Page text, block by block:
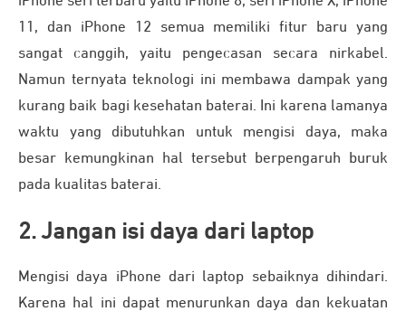
11, dan iPhone 12 semua memiliki fitur baru yang
sangat canggih, yaitu pengecasan secara nirkabel.
Namun ternyata teknologi ini membawa dampak yang
kurang baik bagi kesehatan baterai. Ini karena lamanya
waktu yang dibutuhkan untuk mengisi daya, maka
besar kemungkinan hal tersebut berpengaruh buruk
pada kualitas baterai.
2. Jangan isi daya dari laptop
Mengisi daya iPhone dari laptop sebaiknya dihindari.
Karena hal ini dapat menurunkan daya dan kekuatan